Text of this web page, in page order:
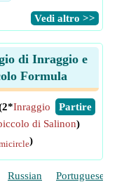
​Vedi altro >>
di Inraggio e
Formula
​Partire
Inraggio
di Salinon)
)
Russian Portuguese